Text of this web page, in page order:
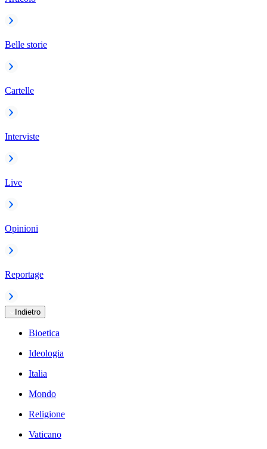
Belle storie
Cartelle
Interviste
Live
Opinioni
Reportage
Indietro
Bioetica
Ideologia
Italia
Mondo
Religione
Vaticano